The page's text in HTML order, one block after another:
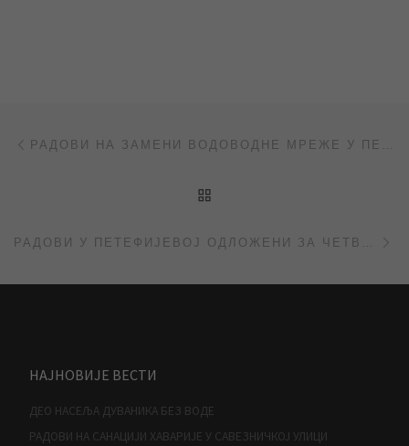
Post navigation
НАЈНОВИЈЕ ВЕСТИ
ДЕО НАСЕЉА ДУВАНИКА БЕЗ ВОДЕ
РАДОВИ НА САНАЦИЈИ ХАВАРИЈЕ У САВЕЗНИЧКОЈ УЛИЦИ